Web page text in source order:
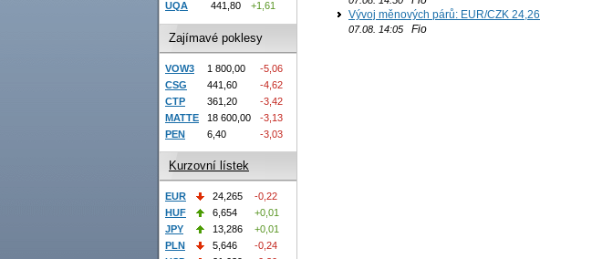
Vývoj měnových párů: EUR/CZK 24,26
07.08. 14:05 Fio
UQA
441,80 +1,61
Zajímavé poklesy
VOW3 1 800,00
-5,06
CSG
441,60
-4,62
CTP
361,20
-3,42
MATTE
18 600,00
-3,13
PEN
6,40 -3,03
Kurzovní lístek
EUR 24,265
-0,22
HUF
6,654
+0,01
JPY
13,286
+0,01
PLN
5,646
-0,24